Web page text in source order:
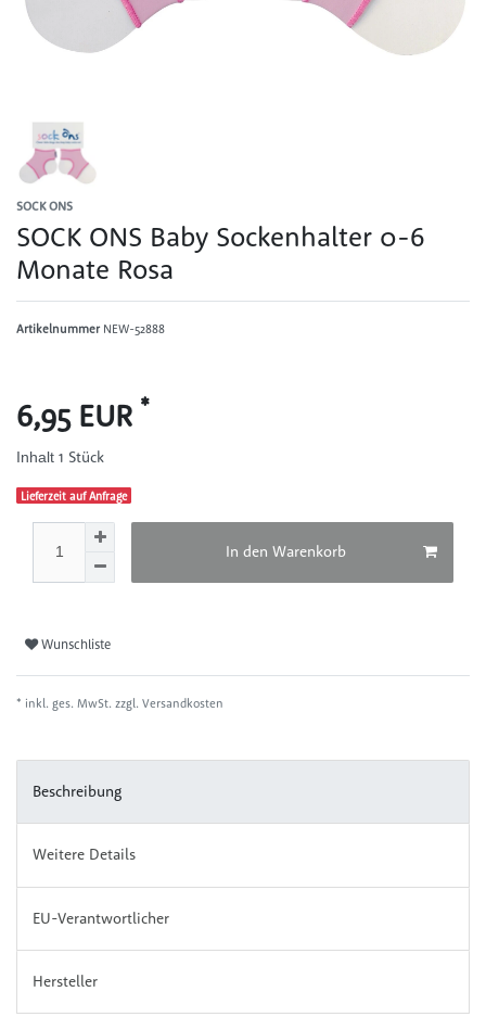
SOCK ONS
SOCK ONS Baby Sockenhalter 0-6
Monate Rosa
Artikelnummer NEW-52888
6,95 EUR *
Inhalt 1 Stück
Lieferzeit auf Anfrage
In den Warenkorb
Wunschliste
* inkl. ges. MwSt. zzgl. Versandkosten
Beschreibung
Weitere Details
EU-Verantwortlicher
Hersteller